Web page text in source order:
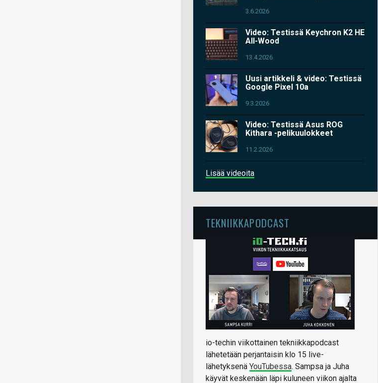
3.6.2026
Video: Testissä Keychron K2 HE
All-Wood
13.4.2026
Uusi artikkeli & video: Testissä
Google Pixel 10a
9.3.2026
Video: Testissä Asus ROG
Kithara -pelikuulokkeet
11.2.2026
Lisää videoita
TEKNIIKKAPODCAST
io-techin viikottainen tekniikkapodcast
lähetetään perjantaisin klo 15 live-
lähetyksenä YouTubessa. Sampsa ja Juha
käyvät keskenään läpi kuluneen viikon ajalta